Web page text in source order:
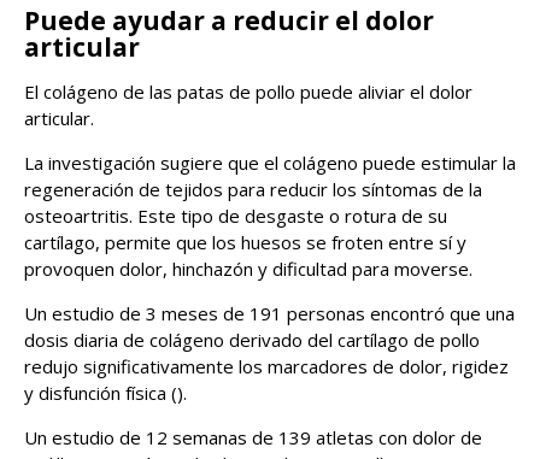
Puede ayudar a reducir el dolor
articular
El colágeno de las patas de pollo puede aliviar el dolor
articular.
La investigación sugiere que el colágeno puede estimular la
regeneración de tejidos para reducir los síntomas de la
osteoartritis. Este tipo de desgaste o rotura de su
cartílago, permite que los huesos se froten entre sí y
provoquen dolor, hinchazón y dificultad para moverse.
Un estudio de 3 meses de 191 personas encontró que una
dosis diaria de colágeno derivado del cartílago de pollo
redujo significativamente los marcadores de dolor, rigidez
y disfunción física ().
Un estudio de 12 semanas de 139 atletas con dolor de